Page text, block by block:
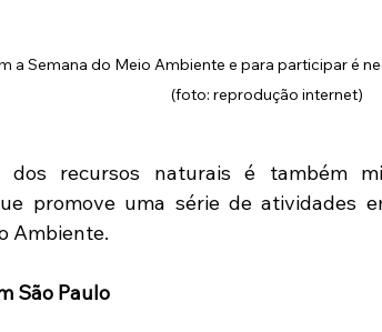
a Semana do Meio Ambiente e para participar é
(foto: reprodução internet)
dos recursos naturais é também
promove uma série de atividades
Ambiente.
São Paulo